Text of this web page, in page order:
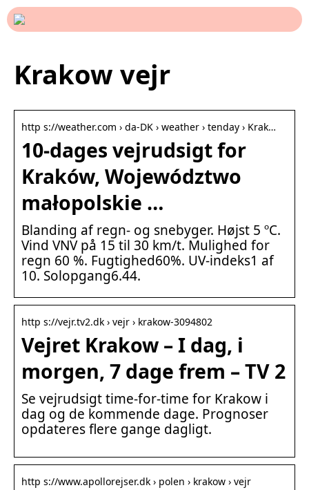
Krakow vejr
http s://weather.com › da-DK › weather › tenday › Krak…
10-dages vejrudsigt for
Kraków, Województwo
małopolskie …
Blanding af regn- og snebyger. Højst 5 ºC.
Vind VNV på 15 til 30 km/t. Mulighed for
regn 60 %. Fugtighed60%. UV-indeks1 af
10. Solopgang6.44.
http s://vejr.tv2.dk › vejr › krakow-3094802
Vejret Krakow – I dag, i
morgen, 7 dage frem – TV 2
Se vejrudsigt time-for-time for Krakow i
dag og de kommende dage. Prognoser
opdateres flere gange dagligt.
http s://www.apollorejser.dk › polen › krakow › vejr